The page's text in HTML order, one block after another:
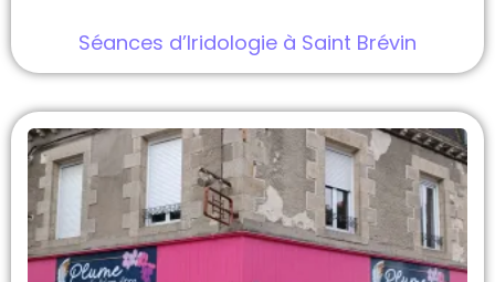
Séances d’Iridologie à Saint Brévin